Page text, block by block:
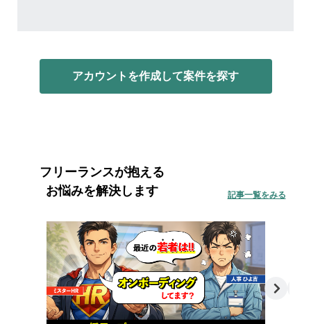
アカウントを作成して案件を探す
フリーランスが抱える
お悩みを解決します
記事一覧をみる